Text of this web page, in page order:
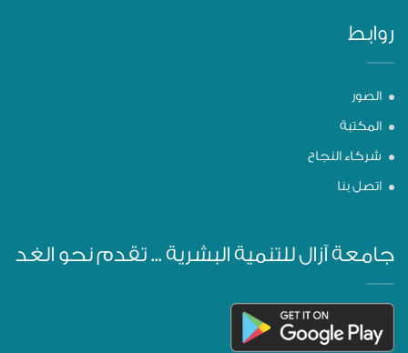
روابط
الصور
المكتبة
شركاء النجاح
اتصل بنا
جامعة آزال للتنمية البشرية ... تقدم نحو الغد